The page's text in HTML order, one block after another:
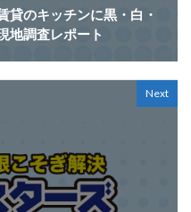
貸のキッチンに黒・白・
地調査レポート
Next